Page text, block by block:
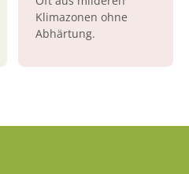
Klimazonen ohne
Abhärtung.